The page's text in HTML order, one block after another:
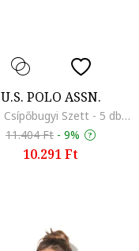
U.S. POLO ASSN.
Színes Csípőbugyi Szett - 5 db, Fehér/Fekete/Tengerészkék
11.404 Ft - 9%
10.291 Ft